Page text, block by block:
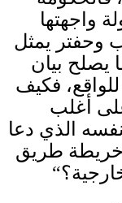
واجهتها
وحفتر يمثل
يصلح بيان
فكيف
أغلب
نفسه الذي دعا
خريطة طريق
“